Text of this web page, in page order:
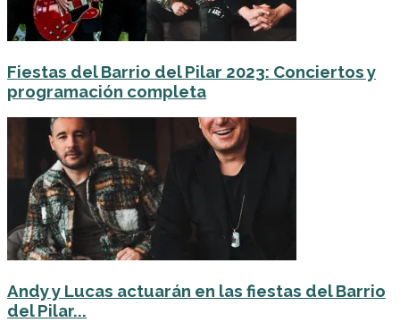
Fiestas del Barrio del Pilar 2023: Conciertos y
programación completa
Andy y Lucas actuarán en las fiestas del Barrio
del Pilar...